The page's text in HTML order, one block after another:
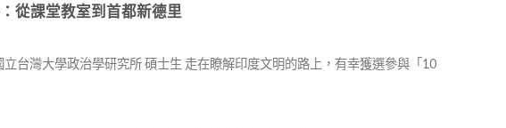
從課堂教室到首都新德里
立台灣大學政治學研究所 碩士生 走在瞭解印度文明的路上，有幸獲選參與「10